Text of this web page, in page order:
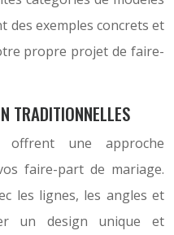
des exemples concrets et
propre projet de faire-
TRADITIONNELLES
offrent une approche
faire-part de mariage.
les lignes, les angles et
un design unique et